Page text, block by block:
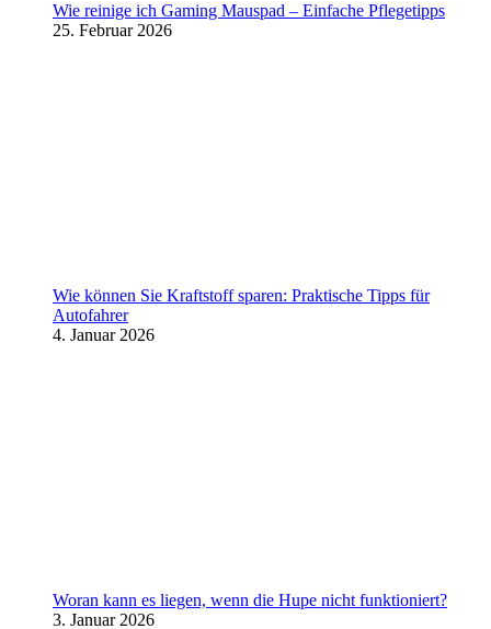
Wie reinige ich Gaming Mauspad – Einfache Pflegetipps
25. Februar 2026
Wie können Sie Kraftstoff sparen: Praktische Tipps für
Autofahrer
4. Januar 2026
Woran kann es liegen, wenn die Hupe nicht funktioniert?
3. Januar 2026